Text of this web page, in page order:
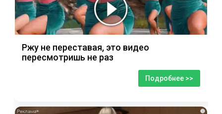
Ржу не переставая, это видео
пересмотришь не раз
Подробнее >>
i